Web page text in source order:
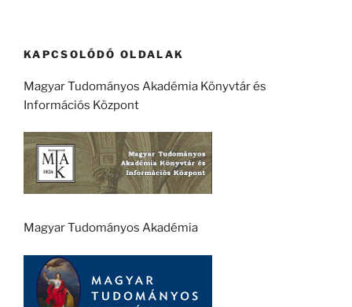
KAPCSOLÓDÓ OLDALAK
Magyar Tudományos Akadémia Könyvtár és
Információs Központ
Magyar Tudományos Akadémia